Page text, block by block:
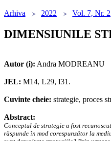
Arhiva
2022 Vol. 7, Nr. 2
DIMENSIUNILE
Autor (i): Andra MODREANU
JEL: M14, L29, I31.
Cuvinte cheie: strategie, proces
Abstract:
Conceptul de strategie a fost
răspunde în mod corespunzător la